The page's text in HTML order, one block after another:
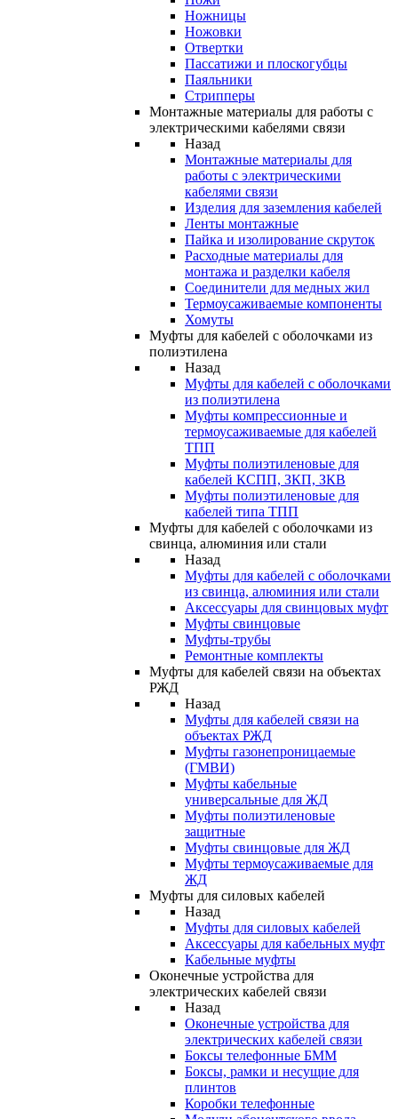
Ножницы
Ножовки
Отвертки
Пассатижи и плоскогубцы
Паяльники
Стрипперы
Монтажные материалы для работы с
электрическими кабелями связи
Назад
Монтажные материалы для
работы с электрическими
кабелями связи
Изделия для заземления кабелей
Ленты монтажные
Пайка и изолирование скруток
Расходные материалы для
монтажа и разделки кабеля
Соединители для медных жил
Термоусаживаемые компоненты
Хомуты
Муфты для кабелей с оболочками из
полиэтилена
Назад
Муфты для кабелей с оболочками
из полиэтилена
Муфты компрессионные и
термоусаживаемые для кабелей
ТПП
Муфты полиэтиленовые для
кабелей КСПП, ЗКП, ЗКВ
Муфты полиэтиленовые для
кабелей типа ТПП
Муфты для кабелей с оболочками из
свинца, алюминия или стали
Назад
Муфты для кабелей с оболочками
из свинца, алюминия или стали
Аксессуары для свинцовых муфт
Муфты свинцовые
Муфты-трубы
Ремонтные комплекты
Муфты для кабелей связи на объектах
РЖД
Назад
Муфты для кабелей связи на
объектах РЖД
Муфты газонепроницаемые
(ГМВИ)
Муфты кабельные
универсальные для ЖД
Муфты полиэтиленовые
защитные
Муфты свинцовые для ЖД
Муфты термоусаживаемые для
ЖД
Муфты для силовых кабелей
Назад
Муфты для силовых кабелей
Аксессуары для кабельных муфт
Кабельные муфты
Оконечные устройства для
электрических кабелей связи
Назад
Оконечные устройства для
электрических кабелей связи
Боксы телефонные БММ
Боксы, рамки и несущие для
плинтов
Коробки телефонные